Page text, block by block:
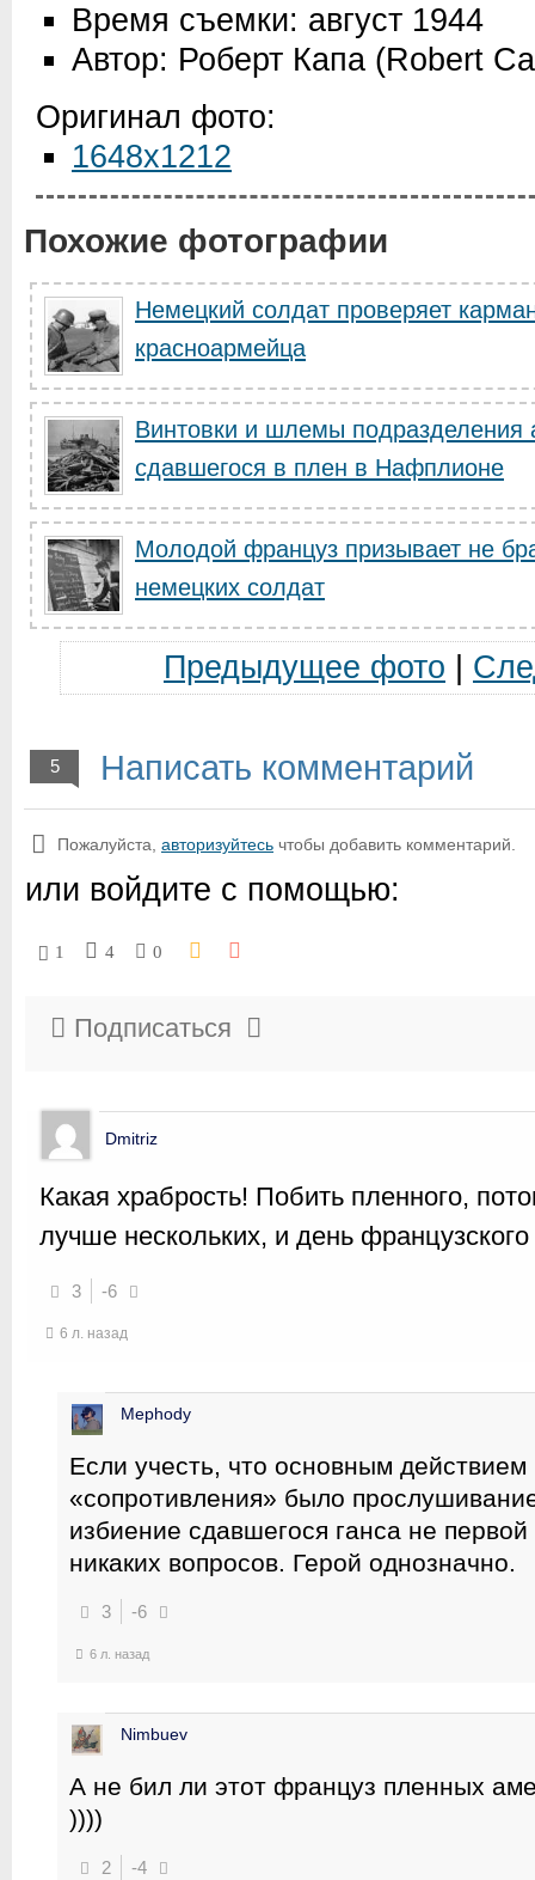
Время съемки: август 1944
Автор: Роберт Капа (Robert
Оригинал фото:
1648x1212
Похожие фотографии
Немецкий солдат проверяет
красноармейца
Винтовки и шлемы подразделения
сдавшегося в плен в Нафплионе
Молодой француз призывает не
немецких солдат
Предыдущее фото
5 Написать комментарий
Пожалуйста, авторизуйтесь чтобы добавить комментарий.
или войдите с помощью:
1 4 0
Подписаться
Dmitriz
Какая храбрость! Побить пленного,
лучше нескольких, и день
3 -6
6 л. назад
Mephody
Если учесть, что основным
«сопротивления» было
избиение сдавшегося ганса не
никаких вопросов. Герой однозначно.
3 -6
6 л. назад
Nimbuev
А не бил ли этот француз пленных
))))
2 -4